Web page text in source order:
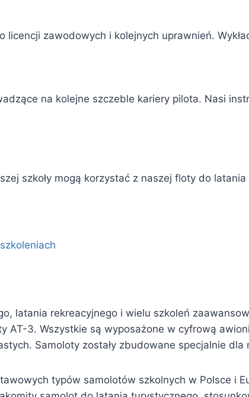
licencji zawodowych i kolejnych uprawnień.
na kolejne szczeble kariery pilota. Nasi
szkoły mogą korzystać z naszej floty do
latania rekreacyjnego i wielu szkoleń
AT-3. Wszystkie są wyposażone w cyfrową
Samoloty zostały zbudowane specjalnie
typów samolotów szkolnych w Polsce i